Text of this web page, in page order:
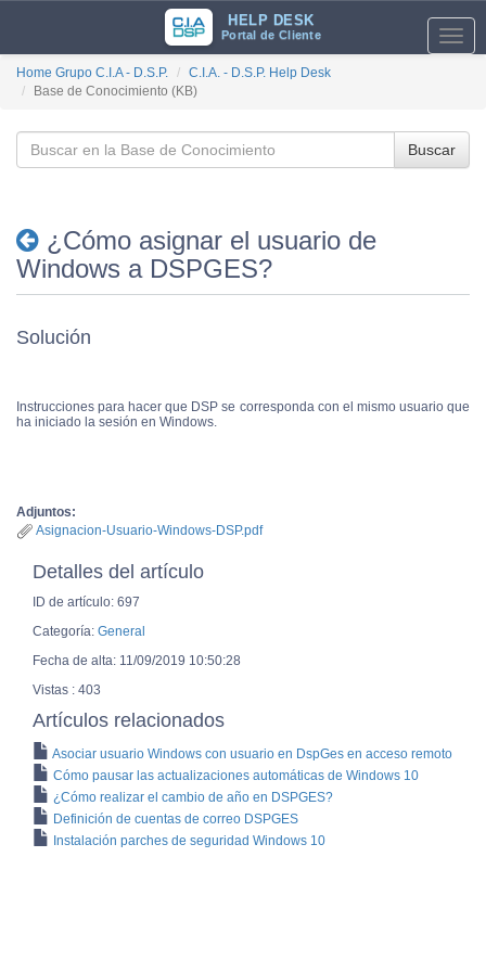
HELP DESK
Portal de Cliente
Home Grupo C.I.A - D.S.P.
C.I.A. - D.S.P. Help Desk
Base de Conocimiento (KB)
Buscar
¿Cómo asignar el usuario de
Windows a DSPGES?
Solución
Instrucciones para hacer que DSP se corresponda con el mismo usuario que
ha iniciado la sesión en Windows.
Adjuntos:
Asignacion-Usuario-Windows-DSP.pdf
Detalles del artículo
ID de artículo: 697
Categoría: General
Fecha de alta: 11/09/2019 10:50:28
Vistas : 403
Artículos relacionados
Asociar usuario Windows con usuario en DspGes en acceso remoto
Cómo pausar las actualizaciones automáticas de Windows 10
¿Cómo realizar el cambio de año en DSPGES?
Definición de cuentas de correo DSPGES
Instalación parches de seguridad Windows 10